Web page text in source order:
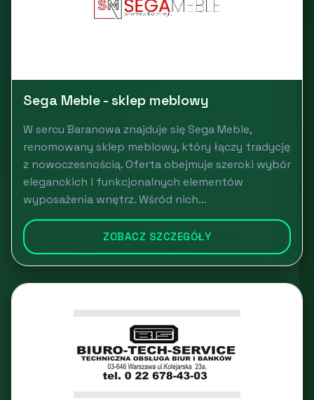
Sega Meble - sklep meblowy
W sercu Baranowa znajduje się Sega Meble,
renomowany sklep meblowy, który łączy tradycję
z nowoczesnością. Oferta obejmuje szeroki wybór
eleganckich i funkcjonalnych elementów
wyposażenia wnętrz. Wśród nich...
ZOBACZ SZCZEGÓŁY